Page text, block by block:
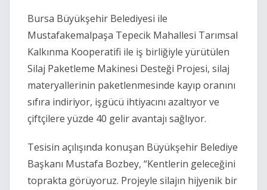
Bursa Büyükşehir Belediyesi ile
Mustafakemalpaşa Tepecik Mahallesi Tarımsal
Kalkınma Kooperatifi ile iş birliğiyle yürütülen
Silaj Paketleme Makinesi Desteği Projesi, silaj
materyallerinin paketlenmesinde kayıp oranını
sıfıra indiriyor, işgücü ihtiyacını azaltıyor ve
çiftçilere yüzde 40 gelir avantajı sağlıyor.
Tesisin açılışında konuşan Büyükşehir Belediye
Başkanı Mustafa Bozbey, “Kentlerin geleceğini
toprakta görüyoruz. Projeyle silajın hijyenik bir